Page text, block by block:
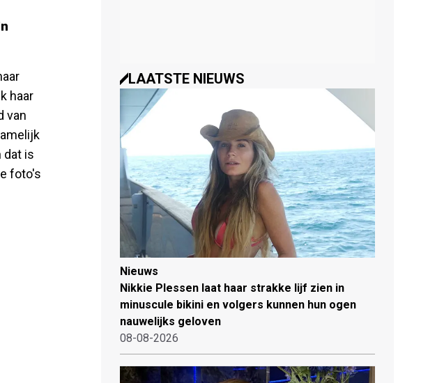
haar
van
dat is
foto's
LAATSTE NIEUWS
Nieuws
Nikkie Plessen laat haar strakke lijf zien in
minuscule bikini en volgers kunnen hun ogen
nauwelijks geloven
08-08-2026